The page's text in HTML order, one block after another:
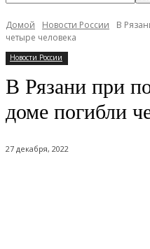
Домой Новости России
В
четыре человека
Новости России
В Рязани при
доме погибли
27 декабря, 2022